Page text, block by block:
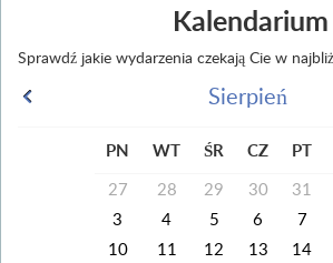
Kalendarium
Sprawdź jakie wydarzenia czekają Cie w
Sierpień
PN WT ŚR CZ PT
27 28 29 30 31
3
4 5 6 7
10
11 12 13 14